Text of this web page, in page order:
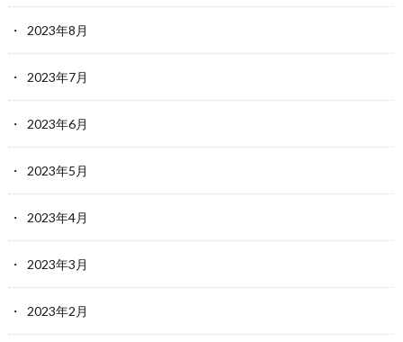
2023年8月
2023年7月
2023年6月
2023年5月
2023年4月
2023年3月
2023年2月